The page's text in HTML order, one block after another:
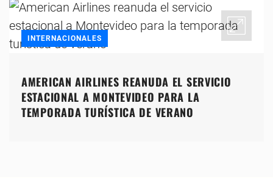
INTERNACIONALES
AMERICAN AIRLINES REANUDA EL SERVICIO
ESTACIONAL A MONTEVIDEO PARA LA
TEMPORADA TURÍSTICA DE VERANO